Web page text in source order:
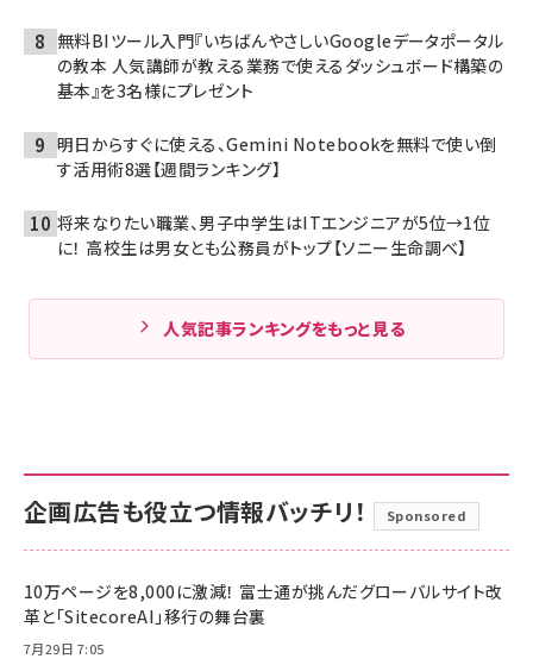
無料BIツール入門『いちばんやさしいGoogleデータポータル
の教本 人気講師が教える業務で使えるダッシュボード構築の
基本』を3名様にプレゼント
明日からすぐに使える、Gemini Notebookを無料で使い倒
す活用術8選【週間ランキング】
将来なりたい職業、男子中学生はITエンジニアが5位→1位
に！ 高校生は男女とも公務員がトップ【ソニー生命調べ】
人気記事ランキングをもっと見る
企画広告も役立つ情報バッチリ！ Sponsored
10万ページを8,000に激減！ 富士通が挑んだグローバルサイト改
革と「SitecoreAI」移行の舞台裏
7月29日 7:05